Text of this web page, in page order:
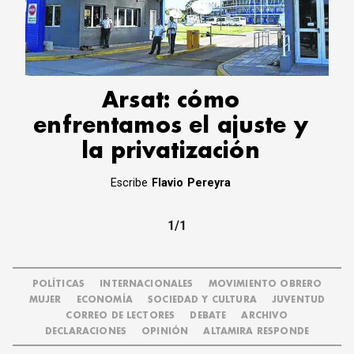
CORREO DE LECTORES
DEBATE
ARCHIVO
DECLARACIONES
OPINIÓN
ALTAMIRA RESPONDE
Política Obrera Revista
CONTACTO
Arsat: cómo
enfrentamos el ajuste y
la privatización
Escribe Flavio Pereyra
1/1
POLÍTICAS INTERNACIONALES
MOVIMIENTO OBRERO
MUJER
ECONOMÍA SOCIEDAD Y CULTURA
JUVENTUD
CORREO DE LECTORES
DEBATE
ARCHIVO
DECLARACIONES
OPINIÓN ALTAMIRA RESPONDE